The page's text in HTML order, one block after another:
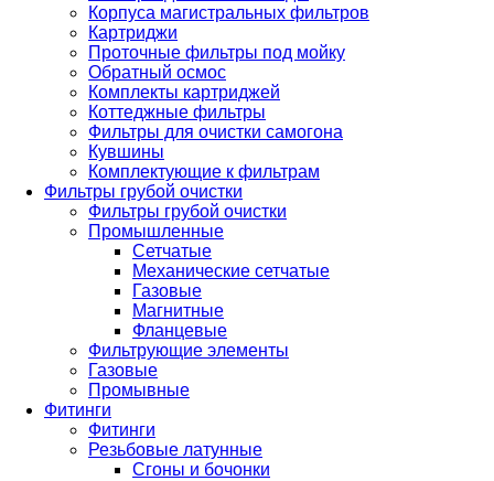
Корпуса магистральных фильтров
Картриджи
Проточные фильтры под мойку
Обратный осмос
Комплекты картриджей
Коттеджные фильтры
Фильтры для очистки самогона
Кувшины
Комплектующие к фильтрам
Фильтры грубой очистки
Фильтры грубой очистки
Промышленные
Сетчатые
Механические сетчатые
Газовые
Магнитные
Фланцевые
Фильтрующие элементы
Газовые
Промывные
Фитинги
Фитинги
Резьбовые латунные
Сгоны и бочонки